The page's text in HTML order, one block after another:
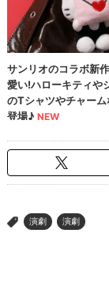
> 演劇 演劇